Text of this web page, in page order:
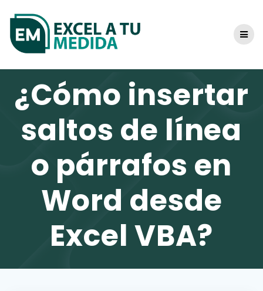
content
¿Cómo insertar
saltos de línea
o párrafos en
Word desde
Excel VBA?